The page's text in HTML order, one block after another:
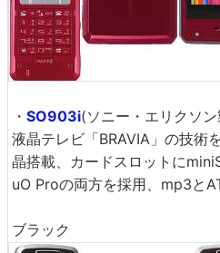
・ SO903i(ソニー・エリクソン
液晶テレビ「BRAVIA」の技術
晶搭載、カードスロットに
uO Proの両方を採用、mp3と
ブラック